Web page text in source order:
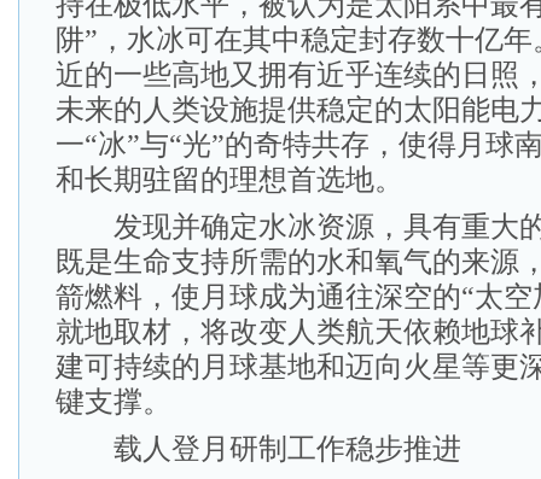
阱”，水冰可在其中稳定封存数十亿
近的一些高地又拥有近乎连续的日照
未来的人类设施提供稳定的太阳能电
一“冰”与“光”的奇特共存，使得月球
和长期驻留的理想首选地。
发现并确定水冰资源，具有重大
既是生命支持所需的水和氧气的来源
箭燃料，使月球成为通往深空的“太
就地取材，将改变人类航天依赖地球
建可持续的月球基地和迈向火星等更
键支撑。
载人登月研制工作稳步推进